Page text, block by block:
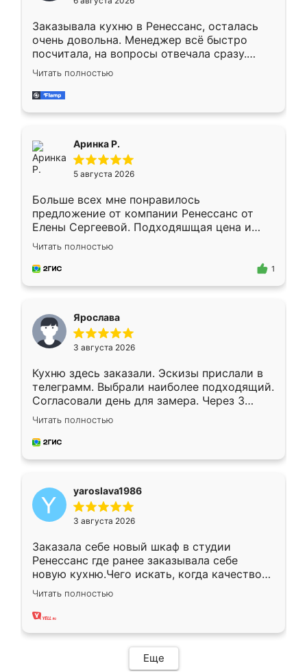
мебели буду заказывать только здесь.
Заказывала кухню в Ренессанс, осталась
очень довольна. Менеджер всё быстро
посчитала, на вопросы отвечала сразу.
Замерщик приехал в субботу, подошёл к
делу со всей ответственностью. Собрали
за день, ребята работали аккуратно, даже
Читать полностью
Аринка Р.
5 августа 2026
Больше всех мне понравилось
предложение от компании Ренессанс от
Елены Сергеевой. Подходяшщая цена и
короткие сроки изготовления. Приехавший
для замера сотрудник Владислав
предложил по моему эскизу самый
Читать полностью
1
Ярослава
3 августа 2026
Кухню здесь заказали. Эскизы прислали в
телеграмм. Выбрали наиболее подходящий.
Согласовали день для замера. Через 3
недели кухня была уже готова. Остались
довольны работой. Спасибо Ренессанс
мебель за качественную работу!
Читать полностью
yaroslava1986
3 августа 2026
Заказала себе новый шкаф в студии
Ренессанс где ранее заказывала себе
новую кухню.Чего искать, когда качеством
вполне довольна. Служит кухня уже почти
два года, нареканий нет.
Читать полностью
Еще